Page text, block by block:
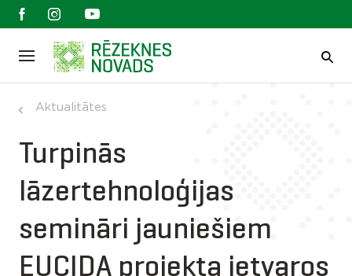
Aktualitātes
Turpinās
lāzertehnoloģijas
semināri jauniešiem
EUCIDA projekta ietvaros